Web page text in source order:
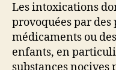
Les intoxications
provoquées par
médicaments ou
enfants, en